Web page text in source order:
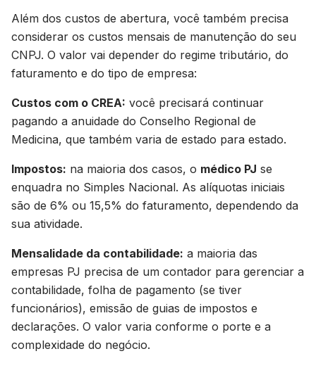
Além dos custos de abertura, você também precisa
considerar os custos mensais de manutenção do seu
CNPJ. O valor vai depender do regime tributário, do
faturamento e do tipo de empresa:
Custos com o CREA: você precisará continuar
pagando a anuidade do Conselho Regional de
Medicina, que também varia de estado para estado.
Impostos: na maioria dos casos, o médico PJ se
enquadra no Simples Nacional. As alíquotas iniciais
são de 6% ou 15,5% do faturamento, dependendo da
sua atividade.
Mensalidade da contabilidade: a maioria das
empresas PJ precisa de um contador para gerenciar a
contabilidade, folha de pagamento (se tiver
funcionários), emissão de guias de impostos e
declarações. O valor varia conforme o porte e a
complexidade do negócio.